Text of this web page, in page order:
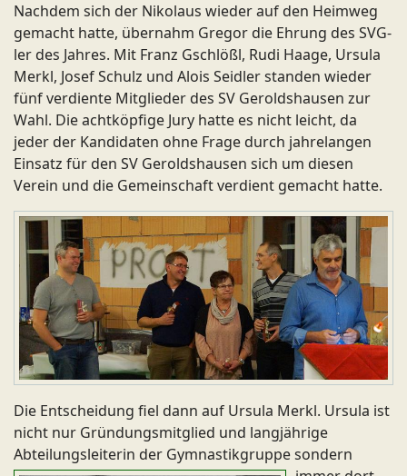
Nachdem sich der Nikolaus wieder auf den Heimweg
gemacht hatte, übernahm Gregor die Ehrung des SVG-
ler des Jahres. Mit Franz Gschlößl, Rudi Haage, Ursula
Merkl, Josef Schulz und Alois Seidler standen wieder
fünf verdiente Mitglieder des SV Geroldshausen zur
Wahl. Die achtköpfige Jury hatte es nicht leicht, da
jeder der Kandidaten ohne Frage durch jahrelangen
Einsatz für den SV Geroldshausen sich um diesen
Verein und die Gemeinschaft verdient gemacht hatte.
Die Entscheidung fiel dann auf Ursula Merkl. Ursula ist
nicht nur Gründungsmitglied und langjährige
Abteilungsleiterin der Gymnastikgruppe sondern